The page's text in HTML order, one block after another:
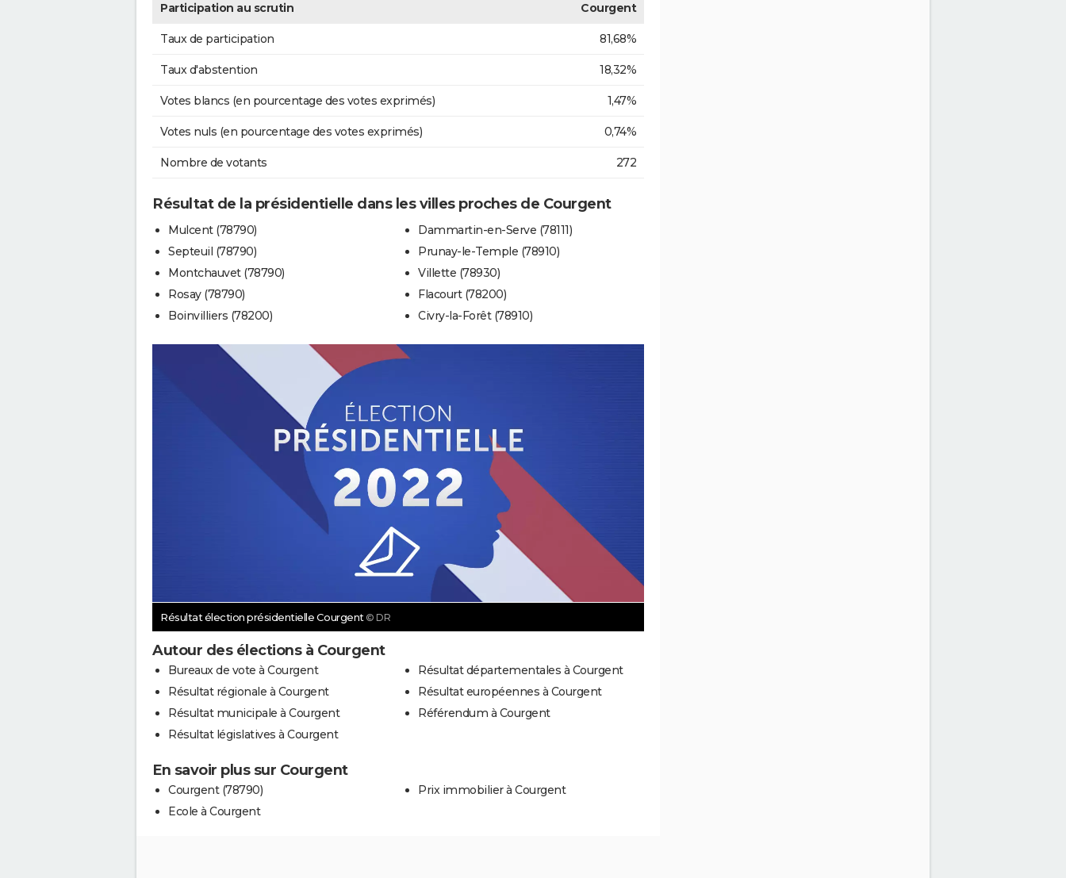
Participation au scrutin Courgent
Taux de participation 81,68%
Taux d'abstention 18,32%
Votes blancs (en pourcentage des votes exprimés) 1,47%
Votes nuls (en pourcentage des votes exprimés) 0,74%
Nombre de votants 272
Résultat de la présidentielle dans les villes proches de Courgent
Mulcent (78790)
Septeuil (78790)
Montchauvet (78790)
Rosay (78790)
Boinvilliers (78200)
Dammartin-en-Serve (78111)
Prunay-le-Temple (78910)
Villette (78930)
Flacourt (78200)
Civry-la-Forêt (78910)
Résultat élection présidentielle Courgent © DR
Autour des élections à Courgent
Bureaux de vote à Courgent
Résultat régionale à Courgent
Résultat municipale à Courgent
Résultat législatives à Courgent
Résultat départementales à Courgent
Résultat européennes à Courgent
Référendum à Courgent
En savoir plus sur Courgent
Courgent (78790)
Ecole à Courgent
Prix immobilier à Courgent